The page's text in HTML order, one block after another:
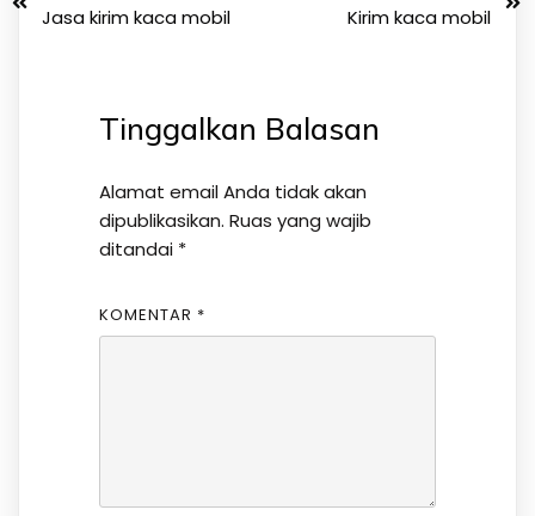
Jasa kirim kaca mobil
Kirim kaca mobil
Tinggalkan Balasan
Alamat email Anda tidak akan
dipublikasikan. Ruas yang wajib
ditandai *
KOMENTAR *